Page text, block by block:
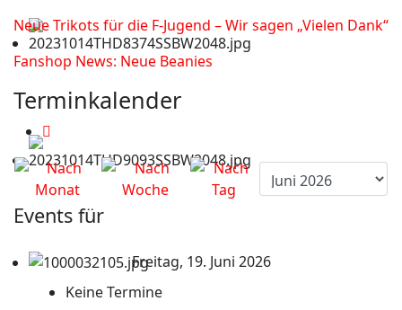
Neue Trikots für die F-Jugend – Wir sagen „Vielen Dank“
Fanshop News: Neue Beanies
Terminkalender
Events für
Freitag, 19. Juni 2026
Keine Termine